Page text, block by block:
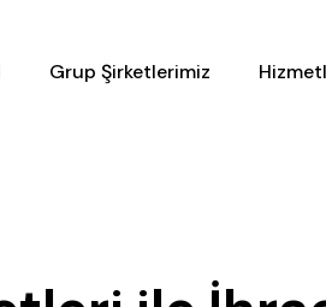
Grup Şirketlerimiz